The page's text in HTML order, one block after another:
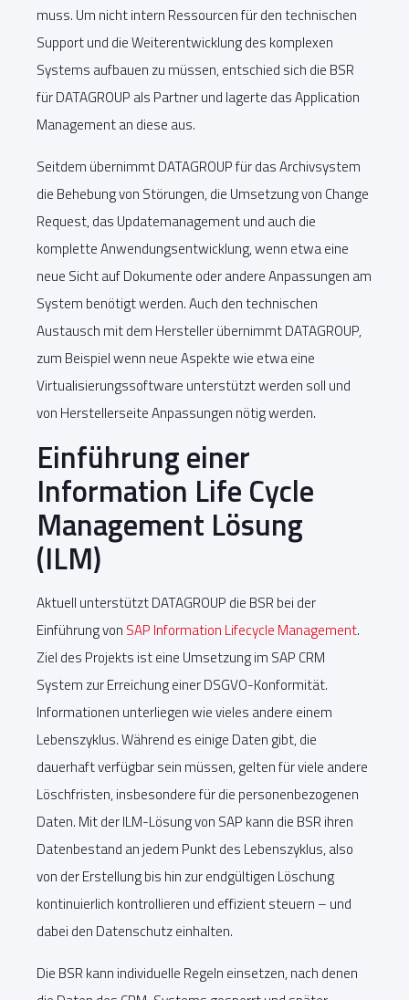
muss. Um nicht intern Ressourcen für den technischen
Support und die Weiterentwicklung des komplexen
Systems aufbauen zu müssen, entschied sich die BSR
für DATAGROUP als Partner und lagerte das Application
Management an diese aus.
Seitdem übernimmt DATAGROUP für das Archivsystem
die Behebung von Störungen, die Umsetzung von Change
Request, das Updatemanagement und auch die
komplette Anwendungsentwicklung, wenn etwa eine
neue Sicht auf Dokumente oder andere Anpassungen am
System benötigt werden. Auch den technischen
Austausch mit dem Hersteller übernimmt DATAGROUP,
zum Beispiel wenn neue Aspekte wie etwa eine
Virtualisierungssoftware unterstützt werden soll und
von Herstellerseite Anpassungen nötig werden.
Einführung einer
Information Life Cycle
Management Lösung
(ILM)
Aktuell unterstützt DATAGROUP die BSR bei der
Einführung von SAP Information Lifecycle Management.
Ziel des Projekts ist eine Umsetzung im SAP CRM
System zur Erreichung einer DSGVO-Konformität.
Informationen unterliegen wie vieles andere einem
Lebenszyklus. Während es einige Daten gibt, die
dauerhaft verfügbar sein müssen, gelten für viele andere
Löschfristen, insbesondere für die personenbezogenen
Daten. Mit der ILM-Lösung von SAP kann die BSR ihren
Datenbestand an jedem Punkt des Lebenszyklus, also
von der Erstellung bis hin zur endgültigen Löschung
kontinuierlich kontrollieren und effizient steuern – und
dabei den Datenschutz einhalten.
Die BSR kann individuelle Regeln einsetzen, nach denen